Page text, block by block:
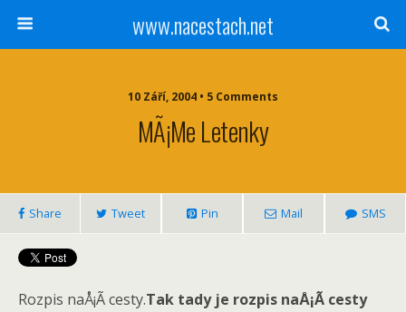
www.nacestach.net
10 Září, 2004 • 5 Comments
MÃ¡me Letenky
Share Tweet Pin Mail SMS
Rozpis naÅ¡Ã­ cesty.Tak tady je rozpis naÅ¡Ã­ cesty